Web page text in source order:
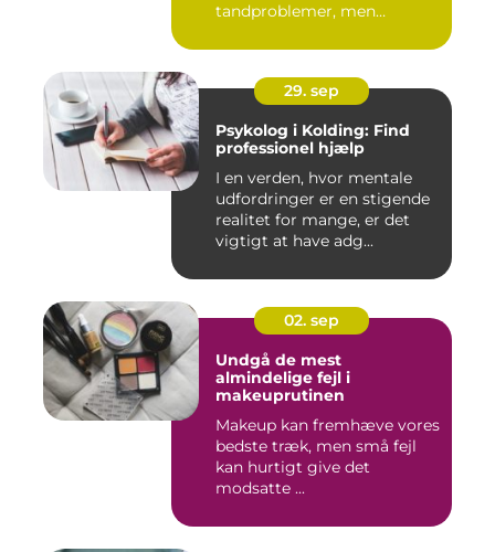
tandproblemer, men
29. sep
Psykolog i Kolding: Find
professionel hjælp
I en verden, hvor mentale
udfordringer er en stigende
realitet for mange, er det
vigtigt at have adg...
02. sep
Undgå de mest
almindelige fejl i
makeuprutinen
Makeup kan fremhæve vores
bedste træk, men små fejl
kan hurtigt give det
modsatte ...